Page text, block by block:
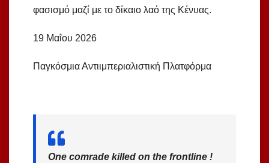
φασισμό μαζί με το δίκαιο λαό της Κένυας.
19 Μαΐου 2026
Παγκόσμια Αντιιμπεριαλιστική Πλατφόρμα
One comrade killed on the frontline !